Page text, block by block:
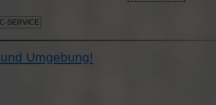
SERVICE
Umgebung!